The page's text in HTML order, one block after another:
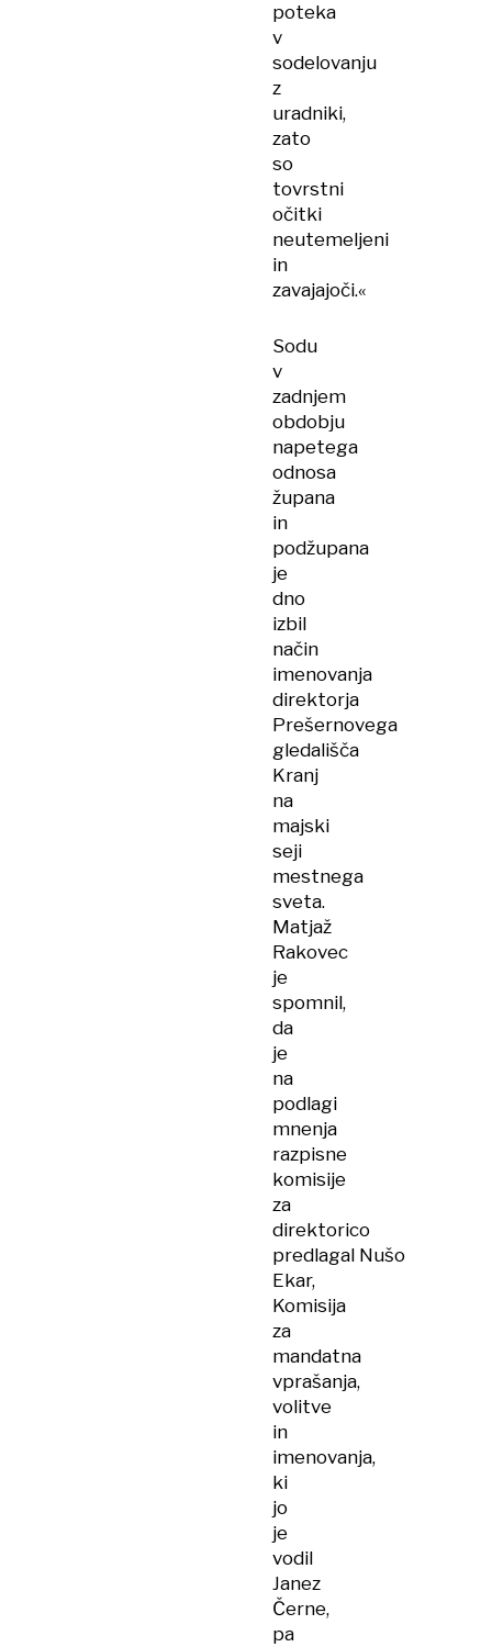
poteka
v
sodelovanju
z
uradniki,
zato
so
tovrstni
očitki
neutemeljeni
in
zavajajoči.«
Sodu
v
zadnjem
obdobju
napetega
odnosa
župana
in
podžupana
je
dno
izbil
način
imenovanja
direktorja
Prešernovega
gledališča
Kranj
na
majski
seji
mestnega
sveta.
Matjaž
Rakovec
je
spomnil,
da
je
na
podlagi
mnenja
razpisne
komisije
za
direktorico
predlagal Nušo
Ekar,
Komisija
za
mandatna
vprašanja,
volitve
in
imenovanja,
ki
jo
je
vodil
Janez
Černe,
pa